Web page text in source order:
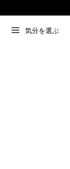
気分を選ぶ